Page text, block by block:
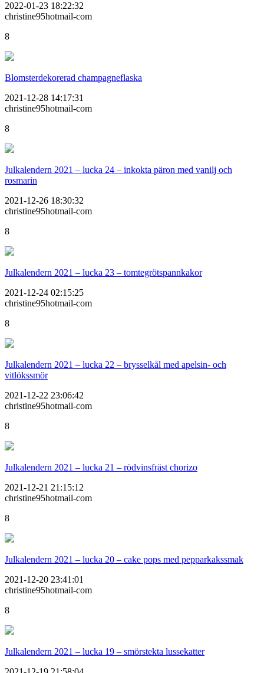
2022-01-23 18:22:32
christine95hotmail-com
8
Blomsterdekorerad champagneflaska
2021-12-28 14:17:31
christine95hotmail-com
8
Julkalendern 2021 – lucka 24 – inkokta päron med vanilj och
rosmarin
2021-12-26 18:30:32
christine95hotmail-com
8
Julkalendern 2021 – lucka 23 – tomtegrötspannkakor
2021-12-24 02:15:25
christine95hotmail-com
8
Julkalendern 2021 – lucka 22 – brysselkål med apelsin- och
vitlökssmör
2021-12-22 23:06:42
christine95hotmail-com
8
Julkalendern 2021 – lucka 21 – rödvinsfräst chorizo
2021-12-21 21:15:12
christine95hotmail-com
8
Julkalendern 2021 – lucka 20 – cake pops med pepparkakssmak
2021-12-20 23:41:01
christine95hotmail-com
8
Julkalendern 2021 – lucka 19 – smörstekta lussekatter